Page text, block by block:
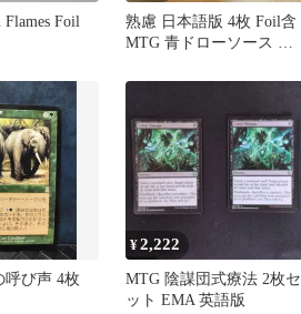
Flames Foil
熟慮 日本語版 4枚 Foil含
MTG 青ドローソース フ
呼び声 4枚
¥2,222
MTG 陰謀団式療法 2枚セ
ット EMA 英語版